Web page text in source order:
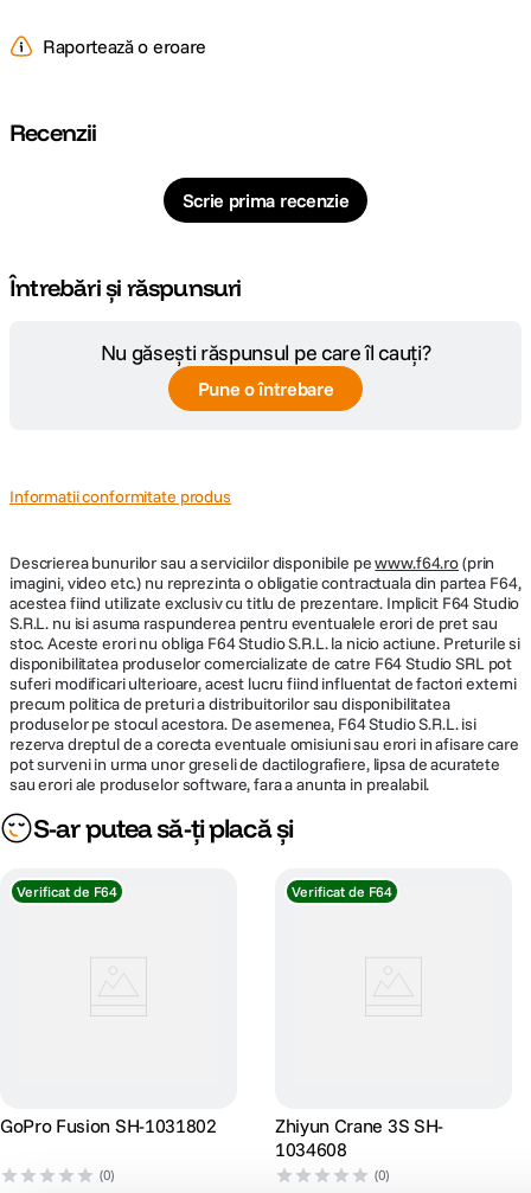
Raportează o eroare
Recenzii
Scrie prima recenzie
Întrebări și răspunsuri
Nu găsești răspunsul pe care îl cauți?
Pune o întrebare
Informatii conformitate produs
Descrierea bunurilor sau a serviciilor disponibile pewww.f64.ro(prin
imagini, video etc.) nu reprezinta o obligatie contractuala din partea F64,
acestea fiind utilizate exclusiv cu titlu de prezentare. Implicit F64 Studio
S.R.L. nu isi asuma raspunderea pentru eventualele erori de pret sau
stoc. Aceste erori nu obliga F64 Studio S.R.L. la nicio actiune. Preturile si
disponibilitatea produselor comercializate de catre F64 Studio SRL pot
suferi modificari ulterioare, acest lucru fiind influentat de factori externi
precum politica de preturi a distribuitorilor sau disponibilitatea
produselor pe stocul acestora. De asemenea, F64 Studio S.R.L. isi
rezerva dreptul de a corecta eventuale omisiuni sau erori in afisare care
pot surveni in urma unor greseli de dactilografiere, lipsa de acuratete
sau erori ale produselor software, fara a anunta in prealabil.
S-ar putea să-ți placă și
Verificat de F64
GoPro Fusion SH-1031802
(0)
Verificat de F64
Zhiyun Crane 3S SH-
1034608
(0)